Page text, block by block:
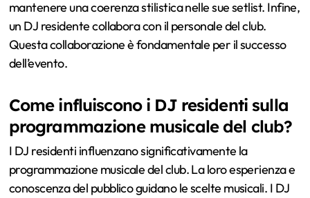
mantenere una coerenza stilistica nelle sue setlist. Infine,
un DJ residente collabora con il personale del club.
Questa collaborazione è fondamentale per il successo
dell’evento.
Come influiscono i DJ residenti sulla
programmazione musicale del club?
I DJ residenti influenzano significativamente la
programmazione musicale del club. La loro esperienza e
conoscenza del pubblico guidano le scelte musicali. I DJ